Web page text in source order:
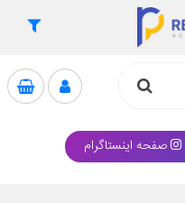
صفحه اینستاگرام